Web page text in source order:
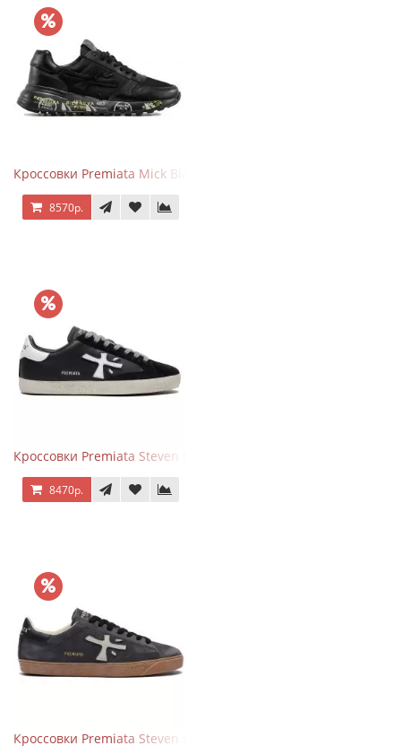
Кроссовки Premiata Mick Black
8570р.
Кроссовки Premiata Steven Black White
8470р.
Кроссовки Premiata Steven Black Graphite